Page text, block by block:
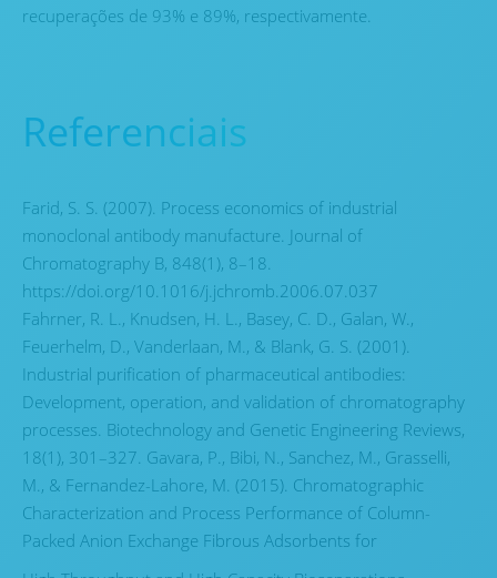
recuperações de 93% e 89%, respectivamente.
Referenciais
Farid, S. S. (2007). Process economics of industrial
monoclonal antibody manufacture. Journal of
Chromatography B, 848(1), 8–18.
https://doi.org/10.1016/j.jchromb.2006.07.037
Fahrner, R. L., Knudsen, H. L., Basey, C. D., Galan, W.,
Feuerhelm, D., Vanderlaan, M., & Blank, G. S. (2001).
Industrial purification of pharmaceutical antibodies:
Development, operation, and validation of chromatography
processes. Biotechnology and Genetic Engineering Reviews,
18(1), 301–327. Gavara, P., Bibi, N., Sanchez, M., Grasselli,
M., & Fernandez-Lahore, M. (2015). Chromatographic
Characterization and Process Performance of Column-
Packed Anion Exchange Fibrous Adsorbents for